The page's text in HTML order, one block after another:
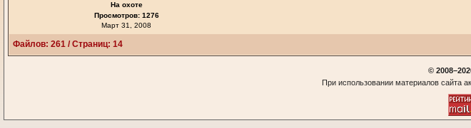
На охоте
Просмотров: 1276
Март 31, 2008
Файлов: 261 / Страниц: 14
©
При использовании материалов сайта